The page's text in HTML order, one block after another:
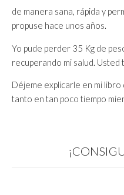
de manera sana, rápida y
propuse hace unos años.
Yo pude perder 35 Kg de
recuperando mi salud. Usted
Déjeme explicarle en mi
tanto en tan poco tiempo